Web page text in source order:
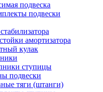
подвеска
подвески
амортизатора
кулак
ступицы
подвески
тяги (штанги)